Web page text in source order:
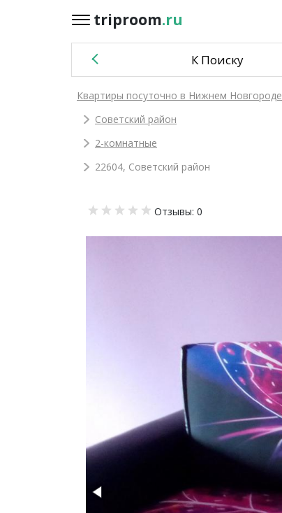
triproom.ru
triproom.ru
Войти / Зарегистрироваться
К Поиску
Квартиры посуточно в Нижнем Новгороде
Советский район
2-комнатные
22604, Советский район
Отзывы: 0